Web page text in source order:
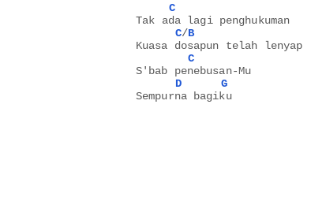
C
Tak ada lagi penghukuman
C/B
Kuasa dosapun telah lenyap
C
S'bab penebusan-Mu
D
G
Sempurna bagiku